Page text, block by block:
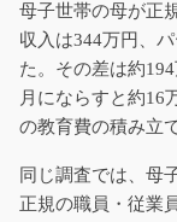
母子世帯の母が正
収入は344万円、
た。その差は約
月にならすと約16
の教育費の積み立
同じ調査では、母
正規の職員・従業